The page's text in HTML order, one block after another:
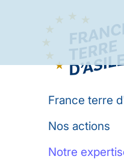
France terre
Nos actions
Notre